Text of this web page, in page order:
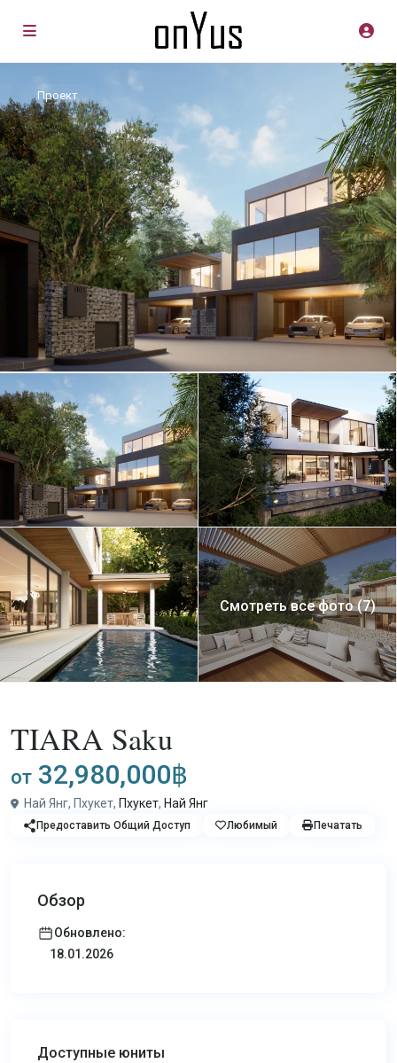
Проект
Смотреть все фото (7)
TIARA Saku
от 32,980,000฿
Най Янг, Пхукет, Пхукет, Най Янг
Предоставить Общий Доступ Любимый Печатать
Обзор
Обновлено:
18.01.2026
Доступные юниты